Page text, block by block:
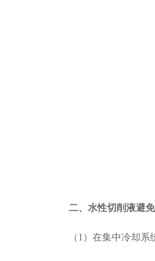
二、 水性切削液避
（1）在集中冷却